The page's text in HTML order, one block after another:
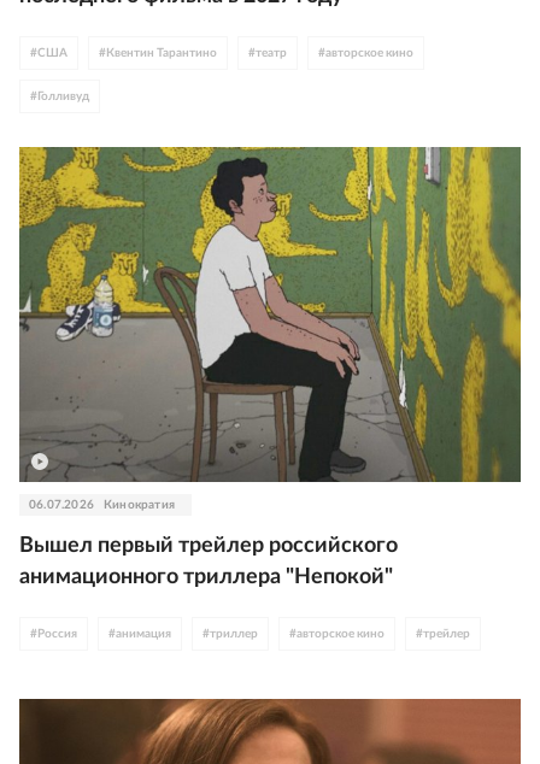
#США # Квентин Тарантино #театр #авторское кино
# Голливуд
06.07.2026 Кинократия
Вышел первый трейлер российского
анимационного триллера "Непокой"
# Россия #анимация #триллер #авторское кино #трейлер